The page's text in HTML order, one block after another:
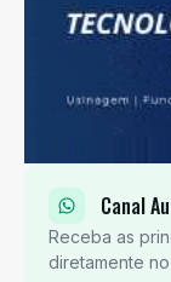
Canal
Receba as
diretamente